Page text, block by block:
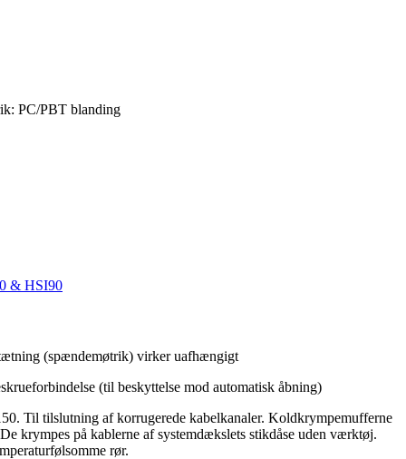
PC/PBT blanding
& HSI90
(spændemøtrik) virker uafhængigt
(til beskyttelse mod automatisk åbning)
Til tilslutning af korrugerede kabelkanaler. Koldkrympemufferne
krympes på kablerne af systemdækslets stikdåse uden værktøj.
rør.